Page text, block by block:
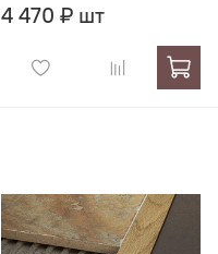
4 470 ₽ шт